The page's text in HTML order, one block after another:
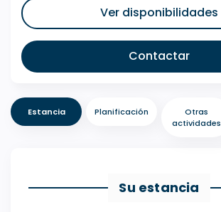
Ver disponibilidades
Contactar
Estancia Planificación
Otras
actividades
Su estancia